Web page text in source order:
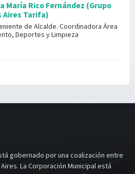
María Rico Fernández (Grupo
Aires Tarifa)
de Alcalde. Coordinadora Área
Deportes y Limpieza
gobernado por una coalización entre
La Corporación Municipal está